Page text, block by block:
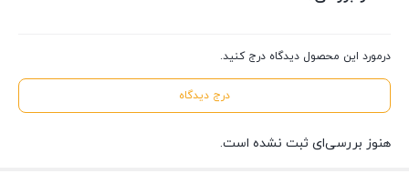
درمورد این محصول دیدگاه درج کنید.
درج دیدگاه
هنوز بررسی‌ای ثبت نشده است.